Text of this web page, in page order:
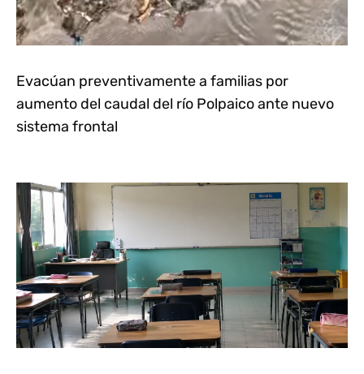
Evacúan preventivamente a familias por
aumento del caudal del río Polpaico ante nuevo
sistema frontal